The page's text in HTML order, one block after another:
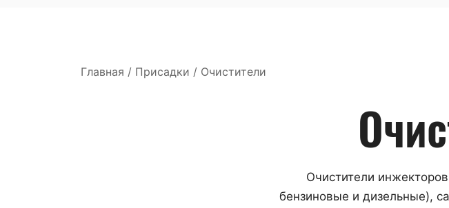
Главная / Присадки / Очистители
Очистители
бензиновые и дизельные),